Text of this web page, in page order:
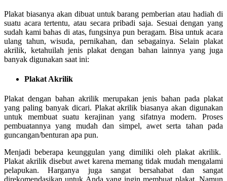
Plakat biasanya akan dibuat untuk barang pemberian atau hadiah di
suatu acara tertentu, atau secara pribadi saja. Sesuai dengan yang
sudah kami bahas di atas, fungsinya pun beragam. Bisa untuk acara
ulang tahun, wisuda, pernikahan, dan sebagainya. Selain plakat
akrilik, ketahuilah jenis plakat dengan bahan lainnya yang juga
banyak digunakan saat ini:
Plakat Akrilik
Plakat dengan bahan akrilik merupakan jenis bahan pada plakat
yang paling banyak dicari. Plakat akrilik biasanya akan digunakan
untuk membuat suatu kerajinan yang sifatnya modern. Proses
pembuatannya yang mudah dan simpel, awet serta tahan pada
guncangan/benturan apa pun.
Menjadi beberapa keunggulan yang dimiliki oleh plakat akrilik.
Plakat akrilik disebut awet karena memang tidak mudah mengalami
pelapukan. Harganya juga sangat bersahabat dan sangat
direkomendasikan untuk Anda yang ingin membuat plakat. Namun